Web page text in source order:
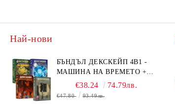
Най-нови
БЪНДЪЛ ДЕКСКЕЙП 4В1 -
МАШИНА НА ВРЕМЕТО +
БЯГСТВО ОТ АЛКАТРАЗ +
ТАЙНИТЕ НА ЕЛ ДОРАДО +
€38.24 74.79лв.
€47.80 93.49лв.